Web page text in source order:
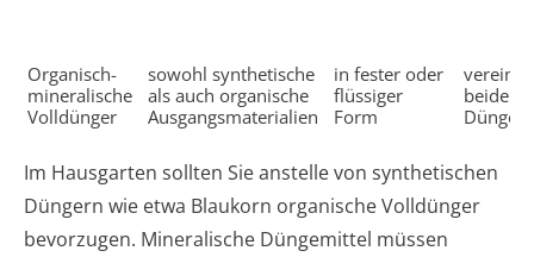
Organisch-
mineralische
Volldünger
sowohl synthetische
als auch organische
Ausgangsmaterialien
in fester oder
flüssiger
Form
beider
Im Hausgarten sollten Sie anstelle von synthetischen
Düngern wie etwa Blaukorn organische Volldünger
bevorzugen. Mineralische Düngemittel müssen